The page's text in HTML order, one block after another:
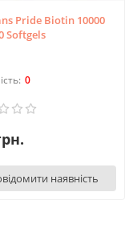
Pride Biotin 10000
Softgels
0
наявність